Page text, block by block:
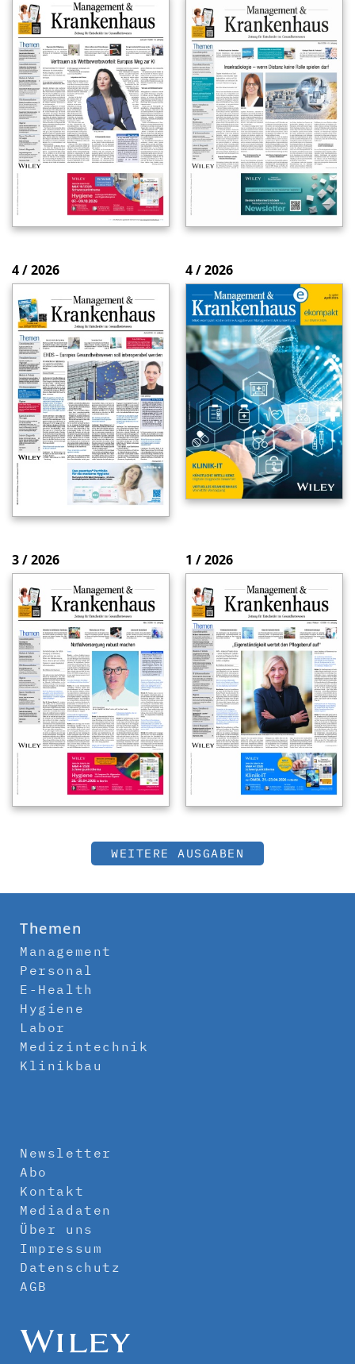
4 / 2026 4 / 2026
3 / 2026 1 / 2026
WEITERE AUSGABEN
Themen
Management
Personal
E-Health
Hygiene
Labor
Medizintechnik
Klinikbau
Newsletter
Abo
Kontakt
Mediadaten
Über uns
Impressum
Datenschutz
AGB